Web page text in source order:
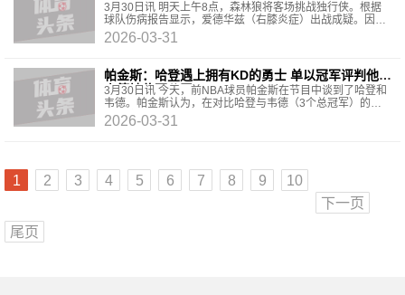
3月30日讯 明天上午8点，森林狼将客场挑战独行侠。根据
球队伤病报告显示，爱德华兹（右膝炎症）出战成疑。因右
膝炎症，爱德华兹从3月18日一直缺席至今。
2026-03-31
帕金斯：哈登遇上拥有KD的勇士 单以冠军评判他和
韦德地位不公平
3月30日讯 今天，前NBA球员帕金斯在节目中谈到了哈登和
韦德。帕金斯认为，在对比哈登与韦德（3个总冠军）的历
史地位时，单纯以总冠军戒指评判并不公平，因为哈登巅峰
2026-03-31
1 2 3 4 5 6 7 8 9
10
下一页
尾页